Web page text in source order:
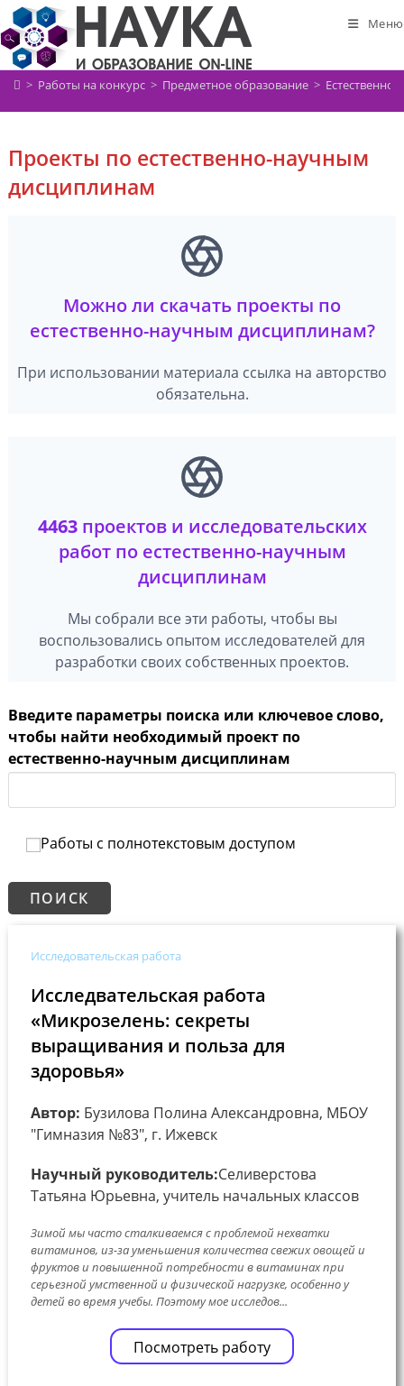
Перейти
к
содержимому
Меню
> Работы на конкурс > Предметное образование >
Проекты по естественно-научным
дисциплинам
Можно ли скачать проекты по
естественно-научным дисциплинам?
При использовании материала ссылка на авторство
обязательна.
4463проектов и исследовательских
работ по естественно-научным
дисциплинам
Мы собрали все эти работы, чтобы вы
воспользовались опытом исследователей для
разработки своих собственных проектов.
Введите параметры поиска или ключевое слово,
чтобы найти необходимый проект по
естественно-научным дисциплинам
Работы с полнотекстовым доступом
Исследовательская работа
Исследвательская работа
«Микрозелень: секреты
выращивания и польза для
здоровья»
Автор: Бузилова Полина Александровна, МБОУ
"Гимназия №83", г. Ижевск
Научный руководитель:Селиверстова
Татьяна Юрьевна, учитель начальных классов
Зимой мы часто сталкиваемся с проблемой нехватки
витаминов, из-за уменьшения количества свежих овощей и
фруктов и повышенной потребности в витаминах при
серьезной умственной и физической нагрузке, особенно у
детей во время учебы. Поэтому мое исследов...
Посмотреть работу